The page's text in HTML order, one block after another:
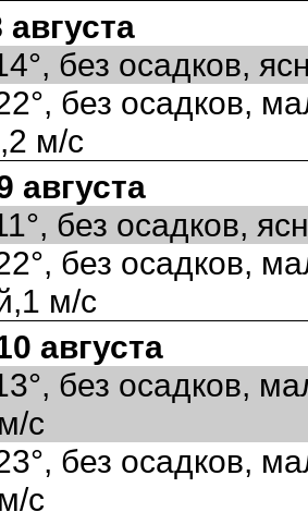
августа
без осадков,
без осадков,
м/с
августа
без осадков,
без осадков,
м/с
августа
без осадков,
с
без осадков,
с